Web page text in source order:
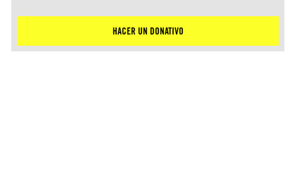
HACER UN DONATIVO